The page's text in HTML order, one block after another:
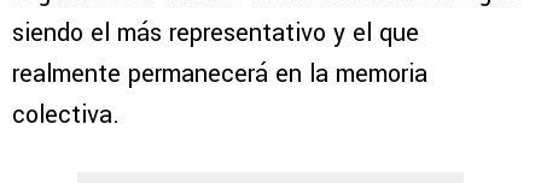
siendo el más representativo y el que
realmente permanecerá en la memoria
colectiva.